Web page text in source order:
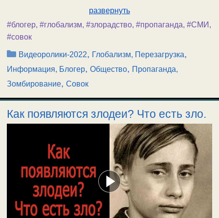
развернуть
#блогер, #глобализм, #злорадство, #пропаганда, #СМИ ,
#совок
Рубрики
Видеоролики-2022, Глобализм, Перезагрузка,
Информация, Блогер, Общество, Пропаганда,
Зомбирование, Совок
Как появляются злодеи? Что есть зло.